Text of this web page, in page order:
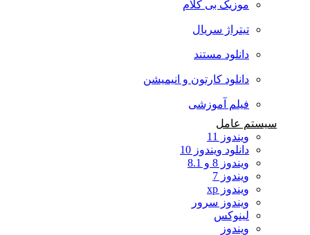
موزیک بی کلام
تیتراژ سریال
دانلود مستند
دانلود کارتون و انیمیشن
فیلم آموزشی
سیستم عامل
ویندوز 11
دانلود ویندوز 10
ویندوز 8 و 8.1
ویندوز 7
ویندوز xp
ویندوز سرور
لینوکس
ویندوز